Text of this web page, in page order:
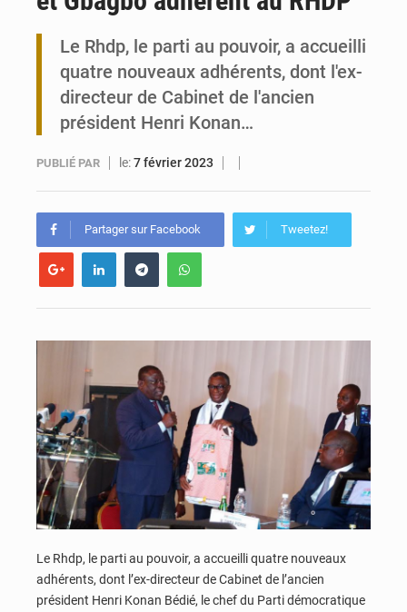
Maurice : Démission de la ministre Véronique Leu-Govind
Le Rhdp, le parti au pouvoir, a accueilli
quatre nouveaux adhérents, dont l'ex-
directeur de Cabinet de l'ancien
président Henri Konan…
PUBLIÉ PAR le:7 février 2023
Partager sur Facebook Tweetez!
Le Rhdp, le parti au pouvoir, a accueilli quatre nouveaux
adhérents, dont l’ex-directeur de Cabinet de l’ancien
président Henri Konan Bédié, le chef du Parti démocratique